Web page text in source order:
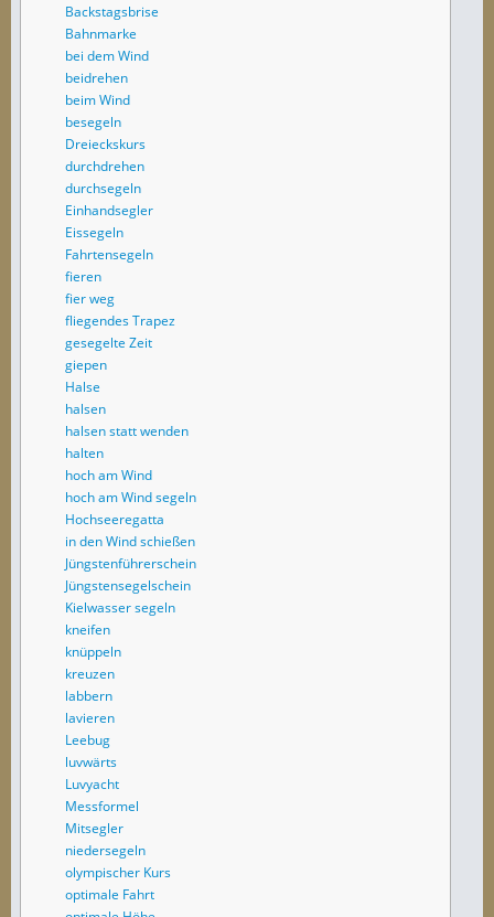
Backstagsbrise
Bahnmarke
bei dem Wind
beidrehen
beim Wind
besegeln
Dreieckskurs
durchdrehen
durchsegeln
Einhandsegler
Eissegeln
Fahrtensegeln
fieren
fier weg
fliegendes Trapez
gesegelte Zeit
giepen
Halse
halsen
halsen statt wenden
halten
hoch am Wind
hoch am Wind segeln
Hochseeregatta
in den Wind schießen
Jüngstenführerschein
Jüngstensegelschein
Kielwasser segeln
kneifen
knüppeln
kreuzen
labbern
lavieren
Leebug
luvwärts
Luvyacht
Messformel
Mitsegler
niedersegeln
olympischer Kurs
optimale Fahrt